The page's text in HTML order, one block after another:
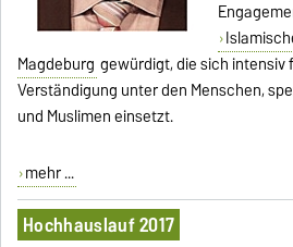
Magdeburg gewürdigt, die sich intensiv
Verständigung unter den Menschen,
und Muslimen einsetzt.
mehr ...
Hochhauslauf 2017